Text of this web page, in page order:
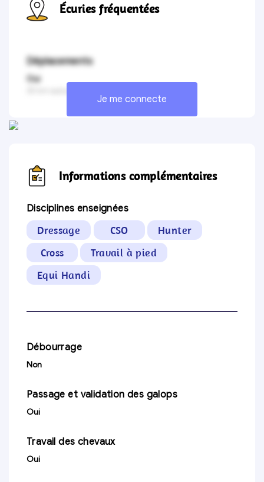
Écuries fréquentées
Je me connecte
Déplacements
Oui
Informations complémentaires
Disciplines enseignées
Dressage CSO
Hunter
Cross
Travail à pied
Equi Handi
Débourrage
Non
Passage et validation des galops
Oui
Travail des chevaux
Oui